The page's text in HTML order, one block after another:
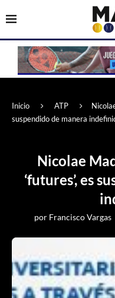
Inicio ATP
suspendido de manera
Nicolae
‘futures’, es
por Francisco Vargas